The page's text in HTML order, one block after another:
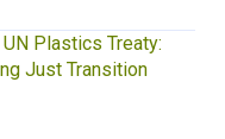
Treaty:
Transition